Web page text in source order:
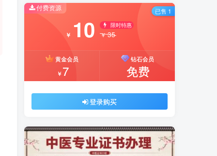
付费资源
￥ 10 限时特惠
￥35
黄金会员
￥7
钻石会员
免费
登录购买
已售 1